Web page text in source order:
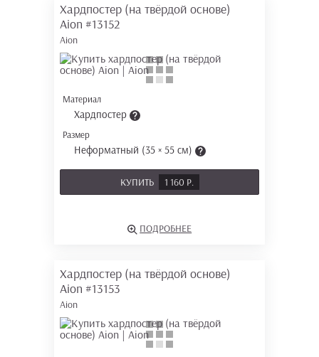
Хардпостер (на твёрдой основе)
Aion #13152
Aion
Материал
Хардпостер
Размер
Неформатный (35 × 55 см)
КУПИТЬ 1 160 Р.
ПОДРОБНЕЕ
Хардпостер (на твёрдой основе)
Aion #13153
Aion